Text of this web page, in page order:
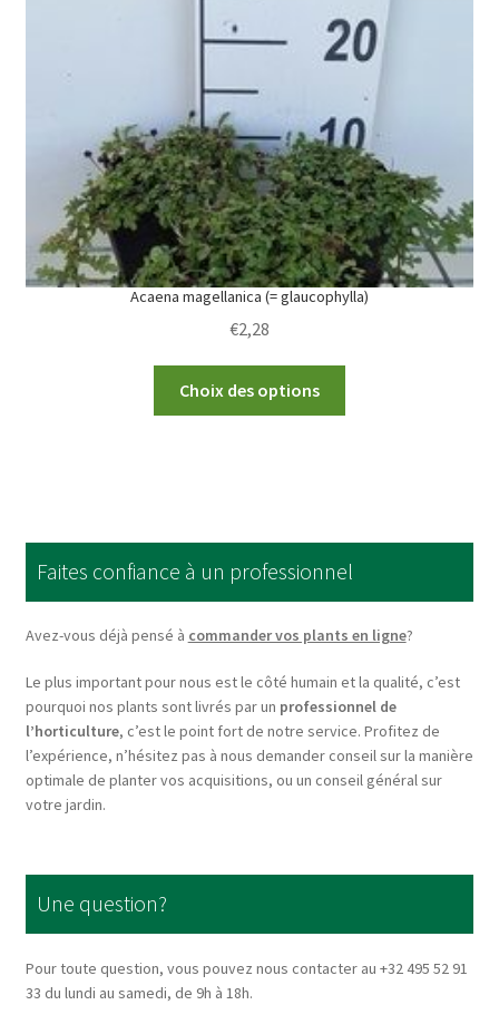
may
be
on
the
product
page
Acaena magellanica (= glaucophylla)
€2,28
Choix des options
options
may
be
chosen
the
product
page
Faites confiance à un professionnel
Avez-vous déjà pensé à commander vos plants en ligne?
Le plus important pour nous est le côté humain et la qualité, c’est
pourquoi nos plants sont livrés par un professionnel de
l’horticulture, c’est le point fort de notre service. Profitez de
l’expérience, n’hésitez pas à nous demander conseil sur la manière
optimale de planter vos acquisitions, ou un conseil général sur
votre jardin.
Une question?
Pour toute question, vous pouvez nous contacter au +32 495 52 91
33 du lundi au samedi, de 9h à 18h.